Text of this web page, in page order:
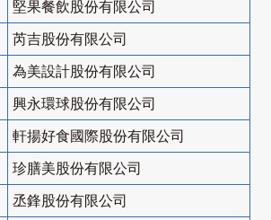
堅果餐飲股份有限公司
芮吉股份有限公司
為美設計股份有限公司
興永環球股份有限公司
軒揚好食國際股份有限公司
珍膳美股份有限公司
丞鋒股份有限公司